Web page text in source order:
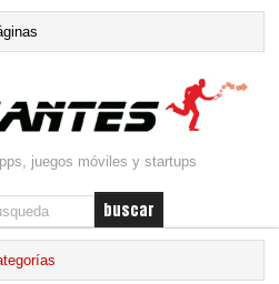
juegos móviles y startups